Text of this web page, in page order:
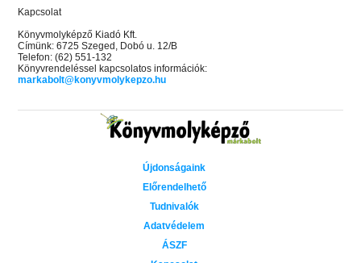
Kapcsolat
Könyvmolyképző Kiadó Kft.
Címünk: 6725 Szeged, Dobó u. 12/B
Telefon: (62) 551-132
Könyvrendeléssel kapcsolatos információk:
markabolt@konyvmolykepzo.hu
Újdonságaink
Előrendelhető
Tudnivalók
Adatvédelem
ÁSZF